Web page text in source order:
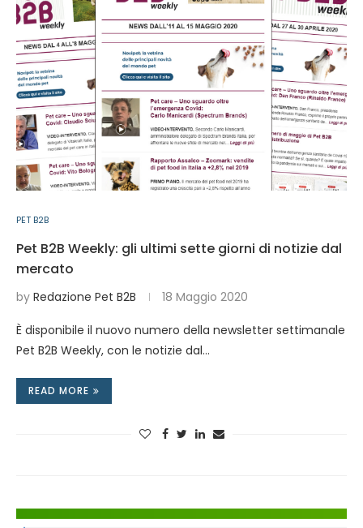
PET B2B
Pet B2B Weekly: gli ultimi sette giorni di notizie dal
mercato
by Redazione Pet B2B 18 Maggio 2020
È disponibile il nuovo numero della newsletter settimanale
Pet B2B Weekly, con le notizie dal…
READ MORE